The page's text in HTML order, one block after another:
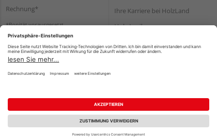
Rechnung*
*Bonität vorausgesetzt
Ihre Karriere bei HolzLand
Holz-Lexikon
Impressum Datenschutz
Nutzungsbedingungen
Barrierefreiheitserklärung
Vertrag widerrufen